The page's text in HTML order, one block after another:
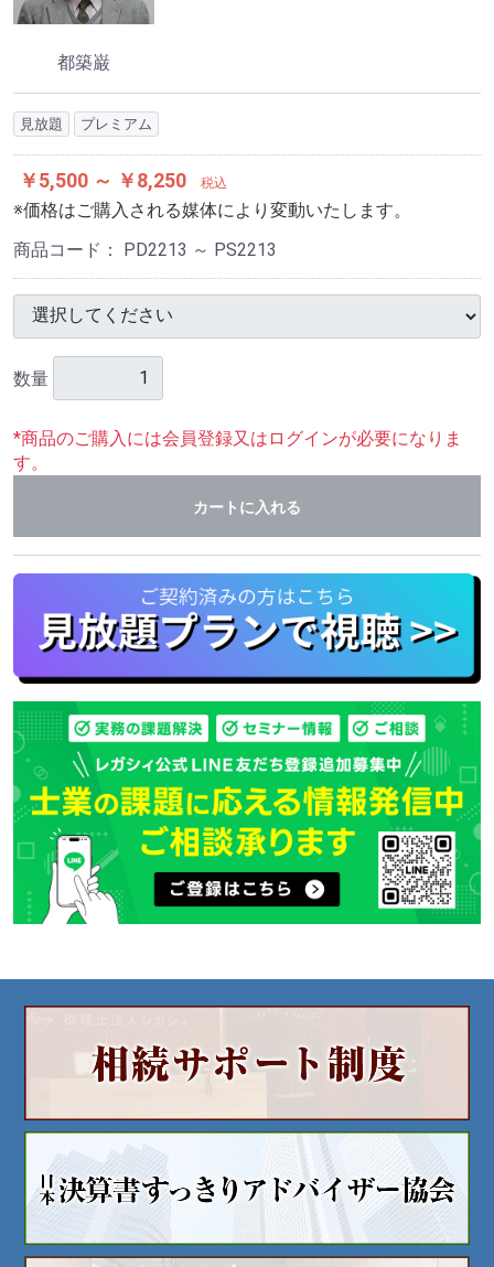
都築巌
見放題 プレミアム
￥5,500 ～ ￥8,250 税込
※価格はご購入される媒体により変動いたします。
商品コード： PD2213 ～ PS2213
数量
*商品のご購入には会員登録又はログインが必要になりま
す。
カートに入れる